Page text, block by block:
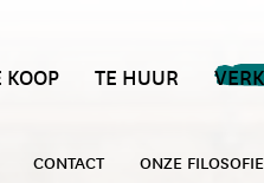
KOOP TE HUUR
CONTACT ONZE FILOSOFIE